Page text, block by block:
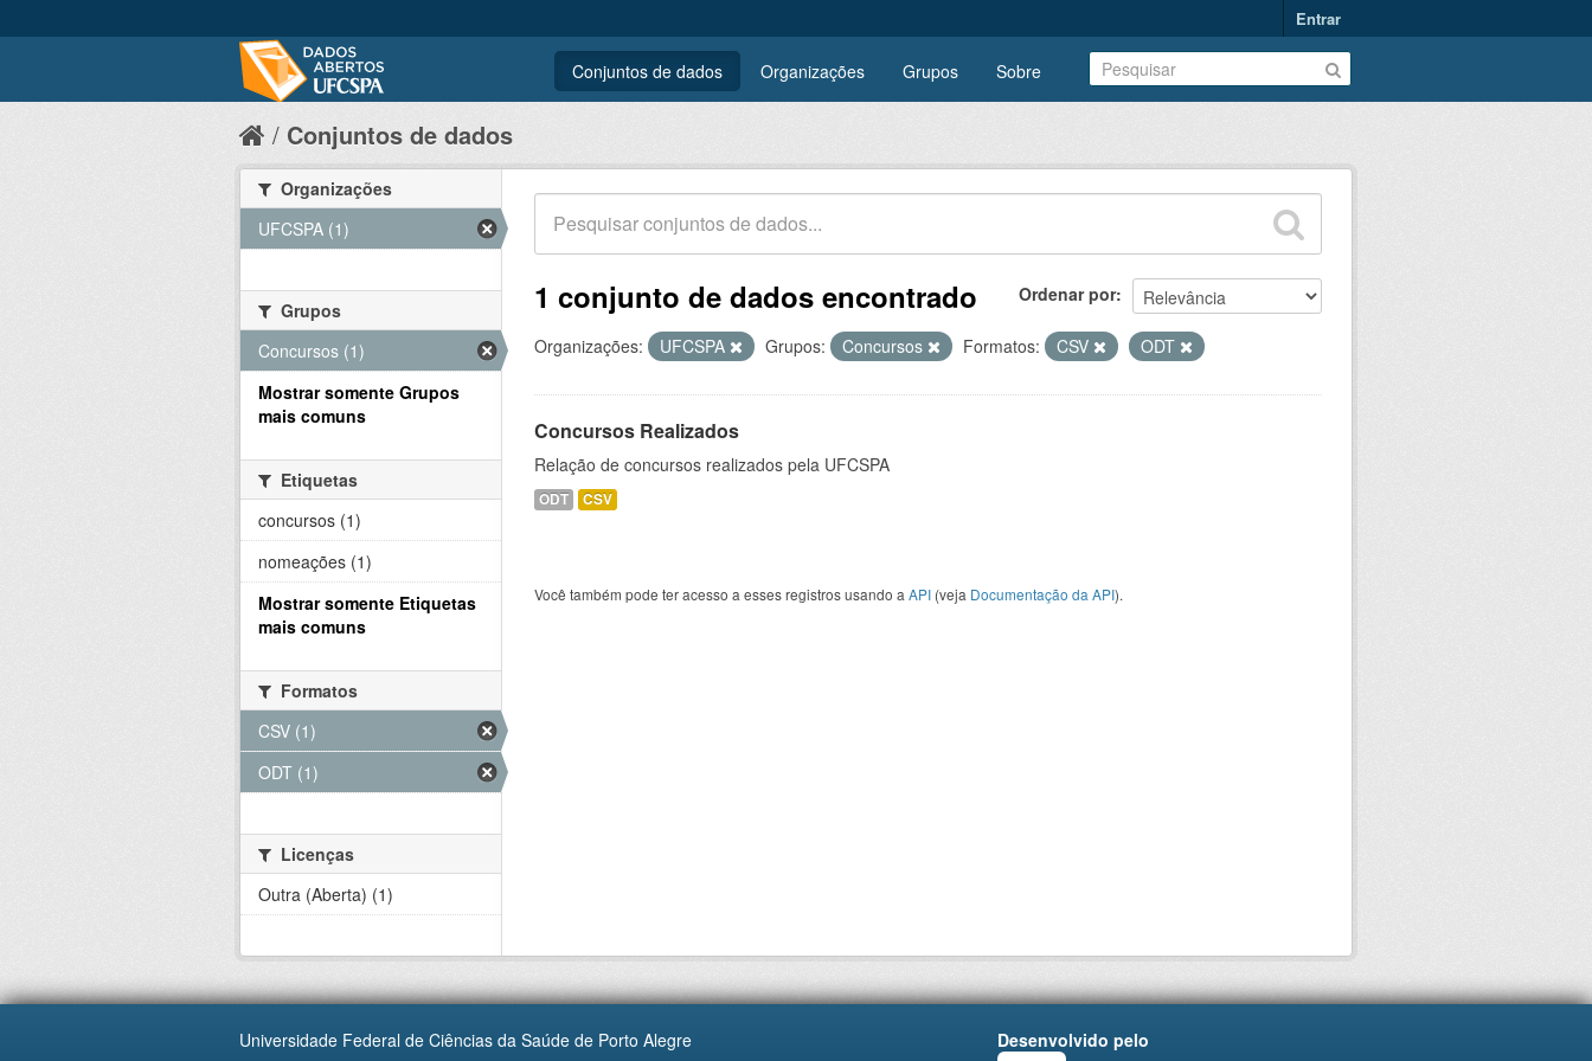
Entrar
Conjuntos de dados Organizações Grupos Sobre
Conjuntos de dados
Ordenar por
1 conjunto de dados encontrado
Organizações: UFCSPA Grupos: Concursos Formatos: CSV ODT
Concursos Realizados
Relação de concursos realizados pela UFCSPA
ODT CSV
Você também pode ter acesso a esses registros usando a API (veja Documentação da API).
Organizações
UFCSPA (1)
Grupos
Concursos (1)
Mostrar somente Grupos
mais comuns
Etiquetas
concursos (1)
nomeações (1)
Mostrar somente Etiquetas
mais comuns
Formatos
CSV (1)
ODT (1)
Licenças
Outra (Aberta) (1)
Universidade Federal de Ciências da Saúde de Porto Alegre
Desenvolvido pelo